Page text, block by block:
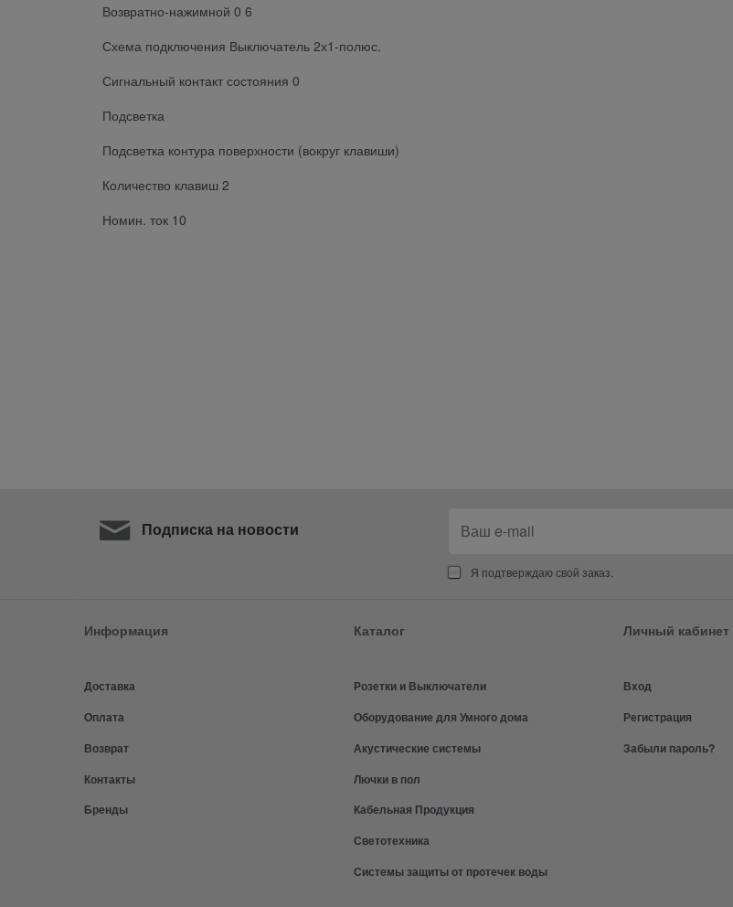
Возвратно-нажимной 0 6
Схема подключения Выключатель 2х1-полюс.
Сигнальный контакт состояния 0
Подсветка
Подсветка контура поверхности (вокруг клавиши)
Количество клавиш 2
Номин. ток 10
Подписка на новости
Я подтверждаю свой заказ.
Информация
Доставка
Оплата
Возврат
Контакты
Бренды
Каталог
Розетки и Выключатели
Оборудование для Умного дома
Акустические системы
Лючки в пол
Кабельная Продукция
Светотехника
Системы защиты от протечек воды
Личный кабинет
Вход
Регистрация
Забыли пароль?